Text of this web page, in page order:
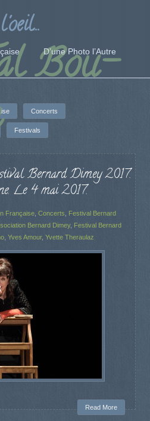
Bou-
D’une Photo l’Autre
Concerts
Festivals
Bernard Dimey 2017.
Le 4 mai 2017.
Française Concerts
Festival Bernard
Bernard Dimey, Festival Bernard
Yves Amour, Yvette Theraulaz
Read More